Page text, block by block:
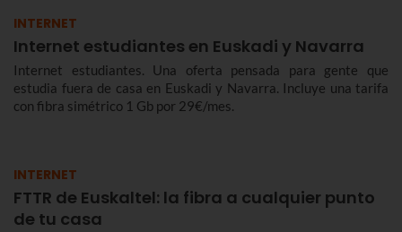
INTERNET
Internet estudiantes en Euskadi y Navarra
Internet estudiantes. Una oferta pensada para gente que
estudia fuera de casa en Euskadi y Navarra. Incluye una tarifa
con fibra simétrico 1 Gb por 29€/mes.
INTERNET
FTTR de Euskaltel: la fibra a cualquier punto
de tu casa